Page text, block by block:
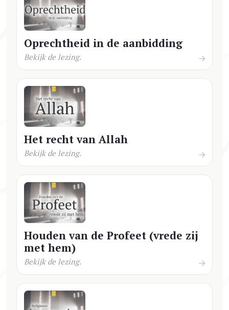
Oprechtheid in de aanbidding
Bekijk de lezing.
Het recht van Allah
Bekijk de lezing.
Houden van de Profeet (vrede zij
met hem)
Bekijk de lezing.